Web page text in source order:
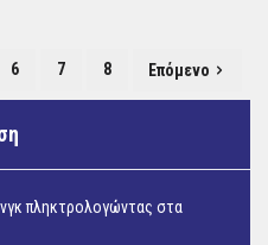
6 7 8 Επόμενο
πληκτρολογώντας στα